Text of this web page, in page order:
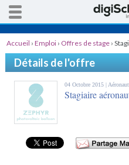
Accueil › Emploi › Offres de stage ›
Détails de l'offre
04 Octobre 2015 |
Stagiaire